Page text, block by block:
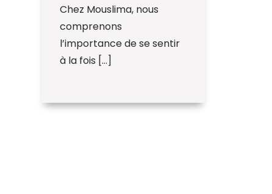
Chez Mouslima, nous
comprenons
l’importance de se sentir
à la fois […]